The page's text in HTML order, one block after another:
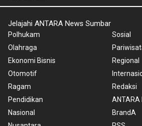
Jelajahi ANTARA News Sumbar
Polhukam
Olahraga
Ekonomi Bisnis
Otomotif
Ragam
Pendidikan
Nasional
Sosial
Regional
Redaksi
ANTARA
BrandA